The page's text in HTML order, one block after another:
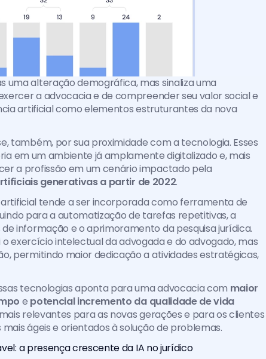
uma alteração demográfica, mas sinaliza uma
a advocacia e de compreender seu valor social e
artificial como elementos estruturantes da nova
também, por sua proximidade com a tecnologia. Esses
em um ambiente já amplamente digitalizado e, mais
a profissão em um cenário impactado pela
generativas a partir de 2022.
tende a ser incorporada como ferramenta de
para a automatização de tarefas repetitivas, a
informação e o aprimoramento da pesquisa jurídica.
o exercício intelectual da advogada e do advogado, mas
permitindo maior dedicação a atividades estratégicas,
tecnologias aponta para uma advocacia com maior
e potencial incremento da qualidade de vida
relevantes para as novas gerações e para os clientes
ágeis e orientados à solução de problemas.
a presença crescente da IA no jurídico